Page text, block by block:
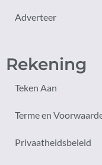
Adverteer
Rekening
Teken Aan
Terme en
Privaatheidsbeleid